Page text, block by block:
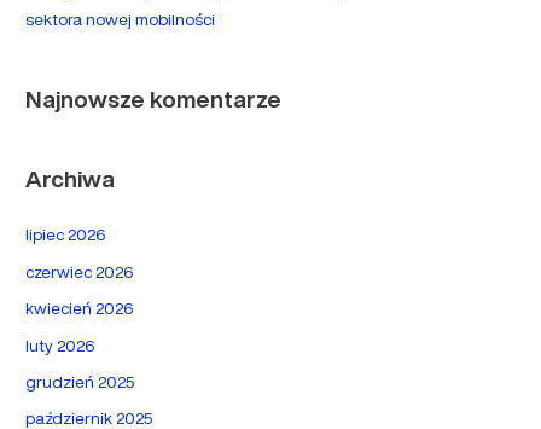
sektora nowej mobilności
Najnowsze komentarze
Archiwa
lipiec 2026
czerwiec 2026
kwiecień 2026
luty 2026
grudzień 2025
październik 2025